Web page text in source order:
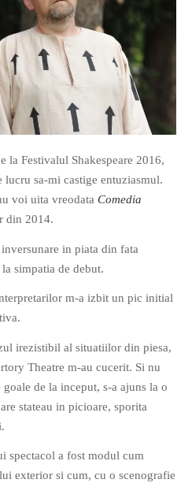
la Festivalul Shakespeare 2016,
lucru sa-mi castige entuziasmul.
voi uita vreodata Comedia
din 2014.
in piata din fata
simpatia de debut.
m-a izbit un pic initial
irezistibil al situatiilor din piesa,
Theatre m-au cucerit. Si nu
de la inceput, s-a ajuns la o
stateau in picioare, sporita
spectacol a fost modul cum
exterior si cum, cu o scenografie